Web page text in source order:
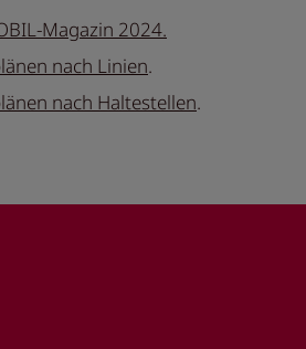
Magazin 2024.
nach Linien.
nach Haltestellen.